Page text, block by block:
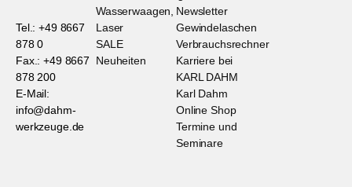
Tel.: +49 8667
878 0
Fax.: +49 8667
878 200
E-Mail:
info@dahm-
werkzeuge.de
Wasserwaagen,
Laser
SALE
Neuheiten
Newsletter
Gewindelaschen
Verbrauchsrechner
Karriere bei
KARL DAHM
Karl Dahm
Online Shop
Termine und
Seminare